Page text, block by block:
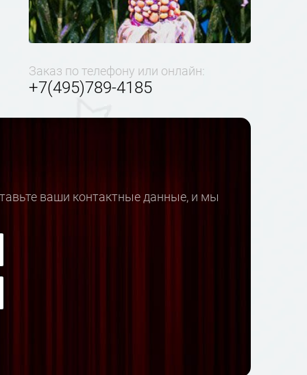
Заказ по телефону или онлайн:
+7(495)789-4185
ваши контактные данные, и мы